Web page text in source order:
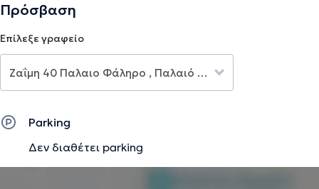
Λονδίνο πάνω σε διάφορες νέες μορφές θεραπειών για
πίσω στην Ελλάδα, αποφάσισε να ακολουθήσει έναν
παιγνιοθεραπεία και δραματοθεραπεία, κάτι το οποίο
το παιχνίδι σαν θεραπευτικό μέσο έκφρασης. Συνεχίζει
μέχρι και σήμερα να προσφέρει το σημαντικό αυτό έργο
σε οικογένειες και παιδιά που το έχουν ανάγκη.
Αναλαμβάνει εφήβους, οικογένειες και ενήλικες.
Πρόσβαση
Επίλεξε γραφείο
Parking
Δεν διαθέτει parking